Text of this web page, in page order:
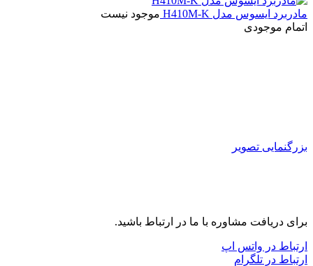
مادربرد ایسوس مدل H410M-K
موجود نیست
اتمام موجودی
بزرگنمایی تصویر
برای دریافت مشاوره با ما در ارتباط باشید.
ارتباط در واتس اپ
ارتباط در تلگرام